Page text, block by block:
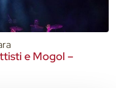
e Mogol –